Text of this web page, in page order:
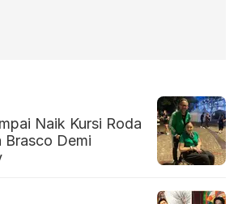
Naik Kursi Roda
Brasco Demi